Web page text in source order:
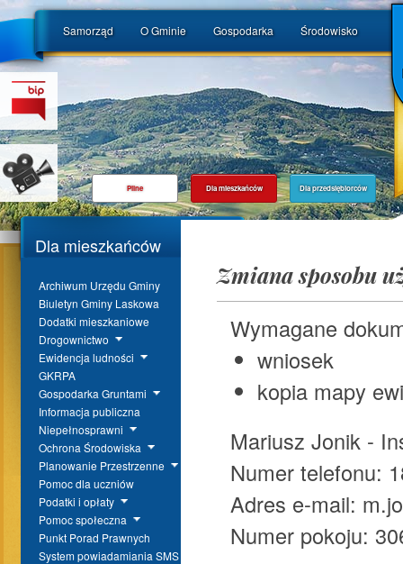
Samorząd O Gminie Gospodarka Środowisko
Pilne Dla mieszkańców Dla przedsiębiorców
Dla mieszkańców
Archiwum Urzędu Gminy
Biuletyn Gminy Laskowa
Dodatki mieszkaniowe
Drogownictwo
Ewidencja ludności
GKRPA
Gospodarka Gruntami
Informacja publiczna
Niepełnosprawni
Ochrona Środowiska
Planowanie Przestrzenne
Pomoc dla uczniów
Podatki i opłaty
Pomoc społeczna
Punkt Porad Prawnych
System powiadamiania SMS
Zmiana sposobu
Wymagane
wniosek
kopia mapy
Mariusz Jonik -
Numer telefonu:
Adres e-mail:
Numer pokoju: